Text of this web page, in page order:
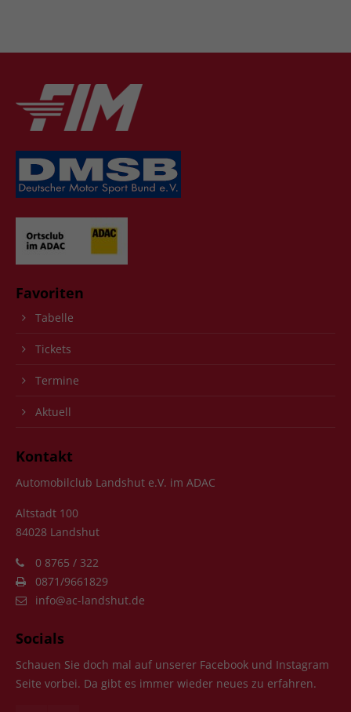
Favoriten
Tabelle
Tickets
Termine
Aktuell
Kontakt
Automobilclub Landshut e.V. im ADAC
Altstadt 100
84028 Landshut
0 8765 / 322
0871/9661829
info@ac-landshut.de
Socials
Schauen Sie doch mal auf unserer Facebook und Instagram
Seite vorbei. Da gibt es immer wieder neues zu erfahren.